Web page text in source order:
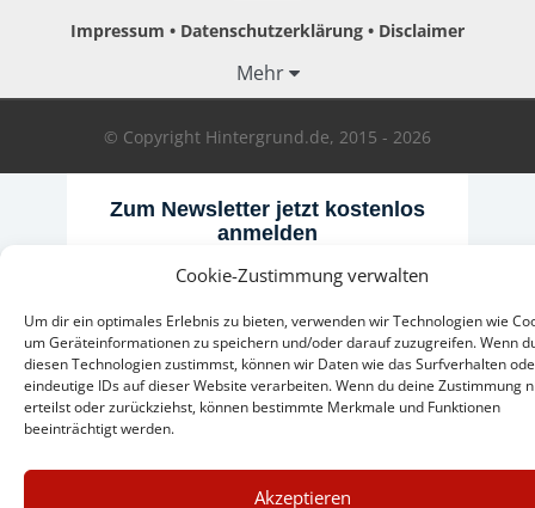
Cookie-Zustimmung verwalten
Um dir ein optimales Erlebnis zu bieten, verwenden wir Technologien wie
um Geräteinformationen zu speichern und/oder darauf zuzugreifen. Wenn
diesen Technologien zustimmst, können wir Daten wie das Surfverhalten
eindeutige IDs auf dieser Website verarbeiten. Wenn du deine Zustimmung
erteilst oder zurückziehst, können bestimmte Merkmale und Funktionen
beeinträchtigt werden.
Akzeptieren
Impressum Datenschutzerklärung Disclaimer
Mehr
© Copyright Hintergrund.de, 2015 - 2026
Zum Newsletter jetzt kostenlos
anmelden
erscheint ca. alle 4 Wochen
Anmelden
×